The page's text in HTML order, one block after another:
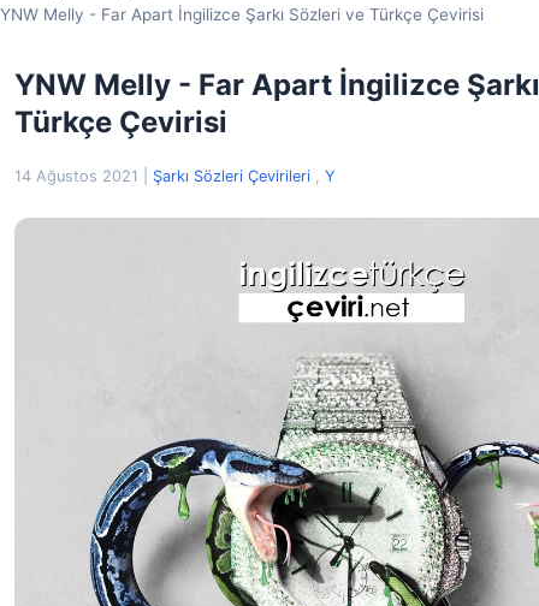
YNW Melly - Far Apart İngilizce Şarkı Sözleri ve Türkçe Çevirisi
YNW Melly - Far Apart İngilizce
Türkçe Çevirisi
14 Ağustos 2021 Şarkı Sözleri Çevirileri , Y